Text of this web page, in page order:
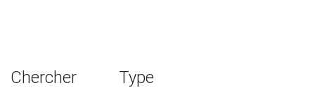
Chercher Type